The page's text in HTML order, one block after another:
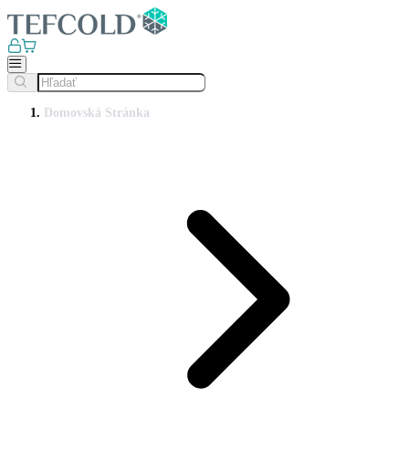
Domovská Stránka